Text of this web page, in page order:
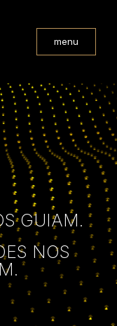
menu
GUIAM.
NOS